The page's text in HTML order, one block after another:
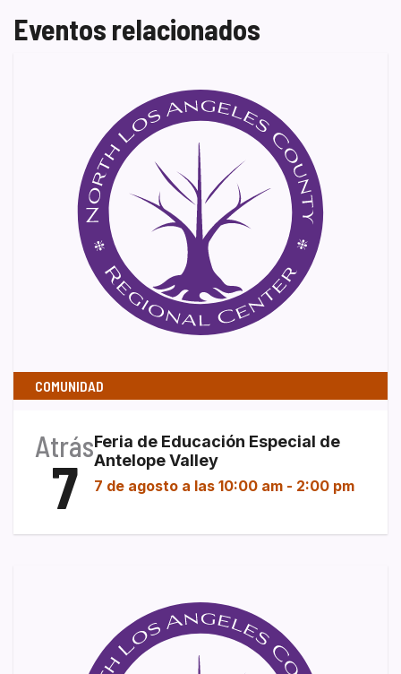
Eventos relacionados
COMUNIDAD
Atrás
7
Feria de Educación Especial de
Antelope Valley
7 de agosto a las 10:00 am - 2:00 pm